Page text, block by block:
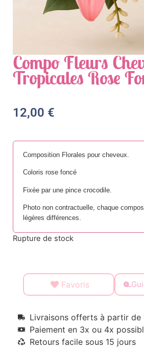
Compo Fleurs
Tropicales Rose
12,00 €
Composition Florales pour cheveux.
Coloris rose foncé
Fixée par une pince crocodile.
Photo non contractuelle, chaque
légères différences.
Rupture de stock
Favoris
Livraisons offerts à partir de
Paiement en 3x ou 4x
Retours facile sous 15 jours